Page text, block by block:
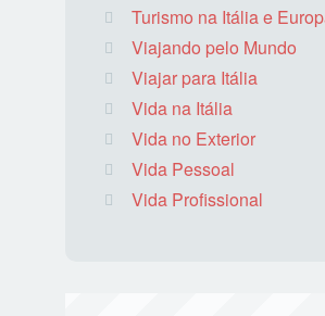
Turismo na Itália e
Viajando pelo Mundo
Viajar para Itália
Vida na Itália
Vida no Exterior
Vida Pessoal
Vida Profissional